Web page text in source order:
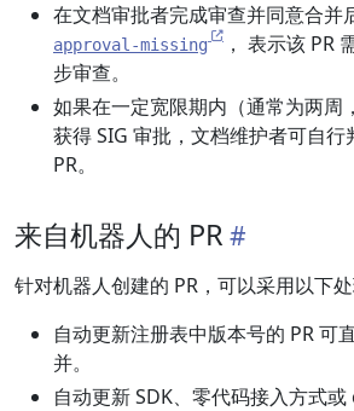
在文档审批者完成审查并同意合并
approval-missing
， 表示该 PR
步审查。
如果在一定宽限期内（通常为两周
获得 SIG 审批，文档维护者可自行
PR。
来自机器人的 PR
针对机器人创建的 PR，可以采用以下处
自动更新注册表中版本号的 PR 可
并。
自动更新 SDK、零代码接入方式